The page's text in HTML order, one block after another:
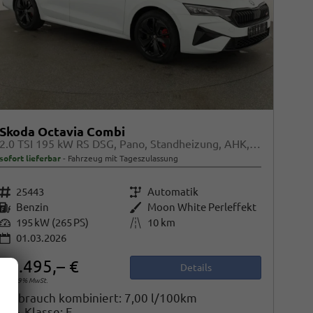
Skoda Octavia Combi
2.0 TSI 195 kW RS DSG, Pano, Standheizung, AHK, Navi, Matrix, Canton, Side, Winter, 5 J.-Garantie
sofort lieferbar Fahrzeug mit Tageszulassung
Fahrzeugnr. 25443 GetriebeAutomatik
Kraftstoff Benzin Außenfarbe Moon White Perleffekt
Leistung 195 kW (265 PS) Kilometerstand 10 km
01.03.2026
43.495,– €
incl. 19% MwSt.
Details
Verbrauch kombiniert: 7,00 l/100km